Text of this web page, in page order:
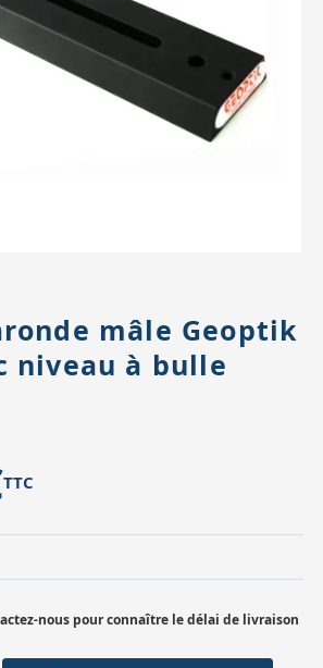
montures
Têtes
mâle Geoptik
niveau à bulle
TTC
nous pour connaître le délai de livraison